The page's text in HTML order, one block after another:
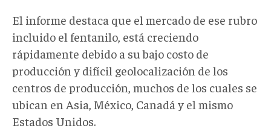
El informe destaca que el mercado de ese rubro
incluido el fentanilo, está creciendo
rápidamente debido a su bajo costo de
producción y difícil geolocalización de los
centros de producción, muchos de los cuales se
ubican en Asia, México, Canadá y el mismo
Estados Unidos.